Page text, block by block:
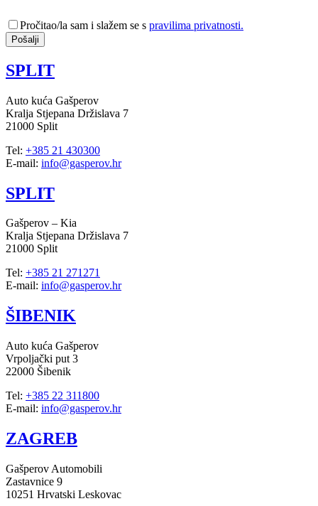
Pročitao/la sam i slažem se s pravilima privatnosti.
SPLIT
Auto kuća Gašperov
Kralja Stjepana Držislava 7
21000 Split
Tel: +385 21 430300
E-mail: info@gasperov.hr
SPLIT
Gašperov – Kia
Kralja Stjepana Držislava 7
21000 Split
Tel: +385 21 271271
E-mail: info@gasperov.hr
ŠIBENIK
Auto kuća Gašperov
Vrpoljački put 3
22000 Šibenik
Tel: +385 22 311800
E-mail: info@gasperov.hr
ZAGREB
Gašperov Automobili
Zastavnice 9
10251 Hrvatski Leskovac